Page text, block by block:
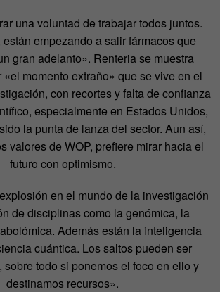
una voluntad de trabajar todos juntos.
empezando a salir fármacos que
gran adelanto». Renteria se muestra
momento extraño» que se vive en el
con recortes y falta de confianza
especialmente en Estados Unidos,
la punta de lanza del sector. Aun así,
valores de WOP, prefiere mirar hacia el
futuro con optimismo.
en el mundo de la investigación
de disciplinas como la genómica, la
Además están la inteligencia
cuántica. Los saltos pueden ser
todo si ponemos el foco en ello y
destinamos recursos».